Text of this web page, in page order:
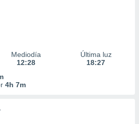
Mediodía
12:28
Última luz
18:27
4h 7m